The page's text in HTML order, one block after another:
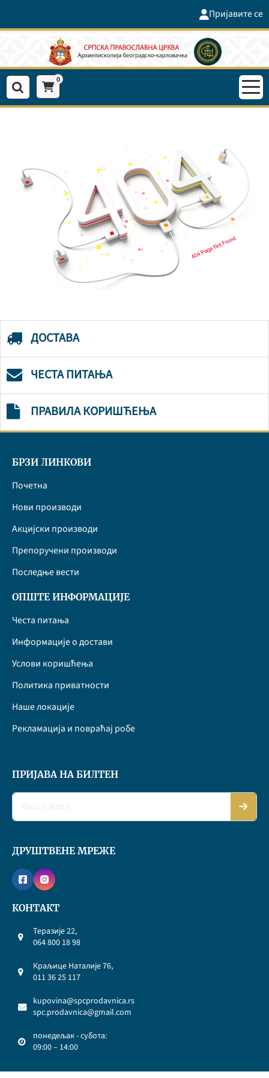
Пријавите се
0
ДОСТАВА
ЧЕСТА ПИТАЊА
ПРАВИЛА КОРИШЋЕЊА
БРЗИ ЛИНКОВИ
Почетна
Нови производи
Акцијски производи
Препоручени производи
Последње вести
ОПШТЕ ИНФОРМАЦИЈЕ
Честа питања
Информације о достави
Услови коришћења
Политика приватности
Наше локације
Рекламација и повраћај робе
ПРИЈАВА НА БИЛТЕН
ДРУШТВЕНЕ МРЕЖЕ
КОНТАКТ
Теразије 22,
064 800 18 98
Краљице Наталије 76,
011 36 25 117
kupovina@spcprodavnica.rs
spc.prodavnica@gmail.com
понедељак - субота:
09:00 – 14:00